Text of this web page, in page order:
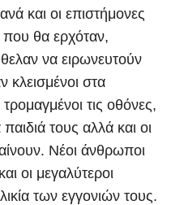
και οι επιστήμονες
που θα ερχόταν,
να ειρωνευτούν
κλεισμένοι στα
τις οθόνες,
τους αλλά και οι
Νέοι άνθρωποι
οι μεγαλύτεροι
των εγγονιών τους.